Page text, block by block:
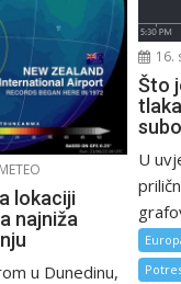
lokaciji
najniža
u Dunedinu,
16.
Što
U